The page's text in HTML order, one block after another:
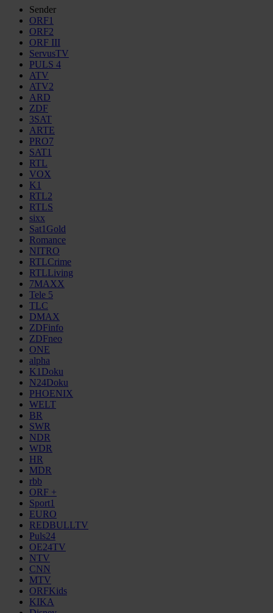
Sender
ORF1
ORF2
ORF III
ServusTV
PULS 4
ATV
ATV2
ARD
ZDF
3SAT
ARTE
PRO7
SAT1
RTL
VOX
K1
RTL2
RTLS
sixx
Sat1Gold
Romance
NITRO
RTLCrime
RTLLiving
7MAXX
Tele 5
TLC
DMAX
ZDFinfo
ZDFneo
ONE
alpha
K1Doku
N24Doku
PHOENIX
WELT
BR
SWR
NDR
WDR
HR
MDR
rbb
ORF +
Sport1
EURO
REDBULLTV
Puls24
OE24TV
NTV
CNN
MTV
ORFKids
KIKA